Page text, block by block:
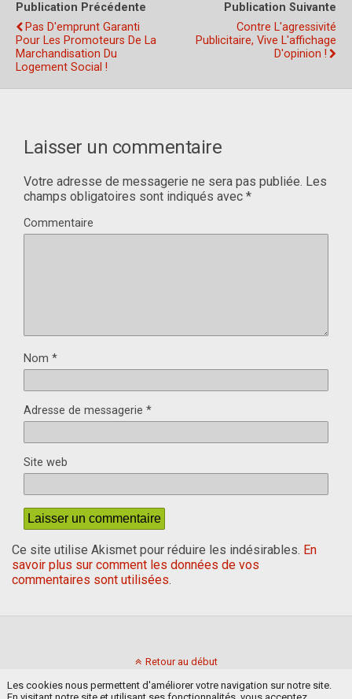
Publication Précédente
Pas D'emprunt Garanti
Pour Les Promoteurs De La
Marchandisation Du
Logement Social !
Publication Suivante
Contre L'agressivité
Publicitaire, Vive L'affichage
D'opinion !
Laisser un commentaire
Votre adresse de messagerie ne sera pas publiée. Les
champs obligatoires sont indiqués avec *
Commentaire
Nom *
Adresse de messagerie *
Site web
Ce site utilise Akismet pour réduire les indésirables. En
savoir plus sur comment les données de vos
commentaires sont utilisées.
Retour au début
Les cookies nous permettent d'améliorer votre navigation sur notre site.